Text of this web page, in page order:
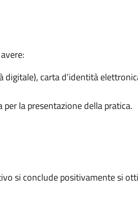
carta d’identità
la presentazione della pratica.
si conclude positivamente si